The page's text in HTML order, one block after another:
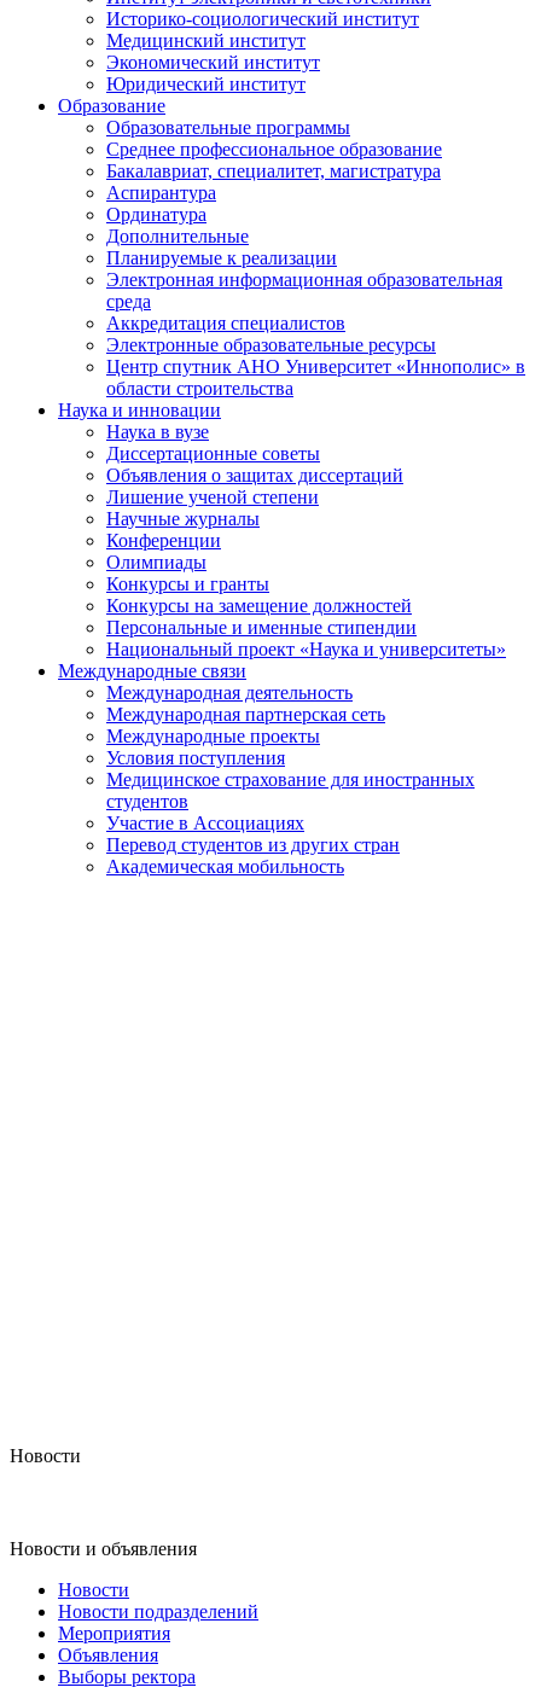
Историко-социологический институт
Медицинский институт
Экономический институт
Юридический институт
Образование
Образовательные программы
Среднее профессиональное образование
Бакалавриат, специалитет, магистратура
Аспирантура
Ординатура
Дополнительные
Планируемые к реализации
Электронная информационная образовательная
среда
Аккредитация специалистов
Электронные образовательные ресурсы
Центр спутник АНО Университет «Иннополис» в
области строительства
Наука и инновации
Наука в вузе
Диссертационные советы
Объявления о защитах диссертаций
Лишение ученой степени
Научные журналы
Конференции
Олимпиады
Конкурсы и гранты
Конкурсы на замещение должностей
Персональные и именные стипендии
Национальный проект «Наука и университеты»
Международные связи
Международная деятельность
Международная партнерская сеть
Международные проекты
Условия поступления
Медицинское страхование для иностранных
студентов
Участие в Ассоциациях
Перевод студентов из других стран
Академическая мобильность
Новости
Новости и объявления
Новости
Новости подразделений
Мероприятия
Объявления
Выборы ректора